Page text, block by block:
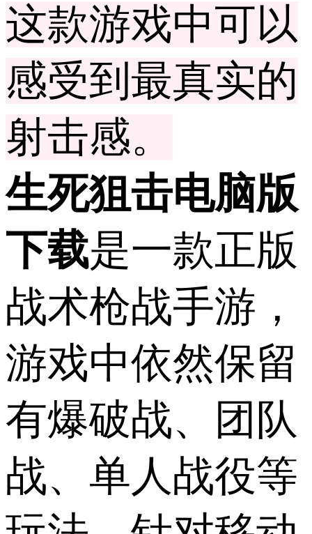
这款游戏中可以
感受到最真实的
射击感。
生死狙击电脑版
下载是一款正版
战术枪战手游，
游戏中依然保留
有爆破战、团队
战、单人战役等